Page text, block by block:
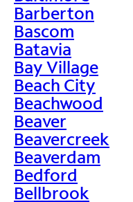
Barberton
Bascom
Batavia
Bay Village
Beach City
Beachwood
Beaver
Beavercreek
Beaverdam
Bedford
Bellbrook